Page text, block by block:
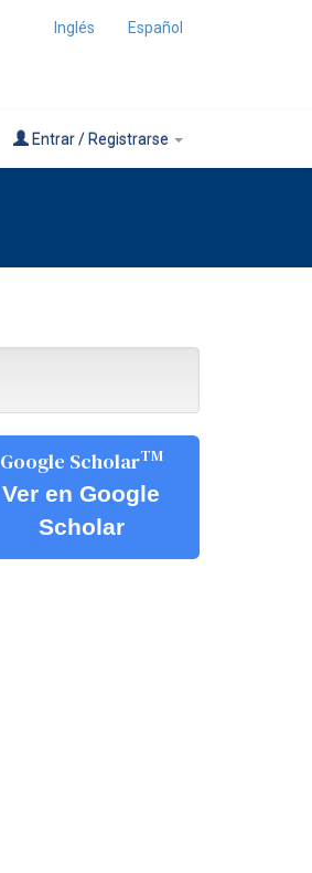
Inglés Español
Entrar / Registrarse
Google ScholarTM
Ver en Google
Scholar